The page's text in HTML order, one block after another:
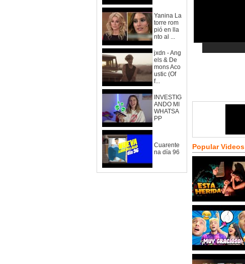
Yanina La
torre rom
pió en lla
nto al ...
jxdn - Ang
els & De
mons Aco
ustic (Of
f...
INVESTIG
ANDO MI
WHATSA
PP
Cuarente
na día 96
Popular Videos